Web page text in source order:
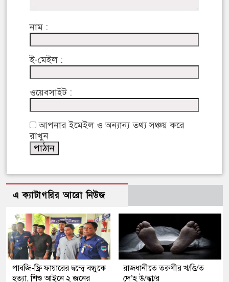
নাম :
ই-মেইল :
ওয়েবসাইট :
আপনার ইমেইল ও অন্যান্য তথ্য সঞ্চয় করে
রাখুন
এ ক্যাটাগরির আরো নিউজ
পাবজি-ফ্রি ফায়ারের দ্বন্দ্বে বন্ধুকে
হত্যা, শিশু আইনে ২ জনের
রাজধানীতে তরুণীর খ/ণ্ডি/ত
দে’হ উ/দ্ধা/র